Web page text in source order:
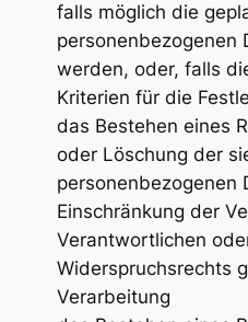
falls möglich die
personenbezogenen
werden, oder, falls
Kriterien für die
das Bestehen eines
oder Löschung der
personenbezogenen
Einschränkung der
Verantwortlichen
Widerspruchsrechts
Verarbeitung